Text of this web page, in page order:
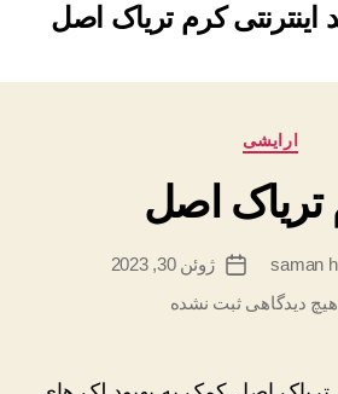
اینترنتی کرم تریاک اصل
دسته‌ها
ارایشی
تریاک اصل
saman
تاریخژوئن 30, 2023
هیچ دیدگاهیبرای
اصل
ثبت نشده